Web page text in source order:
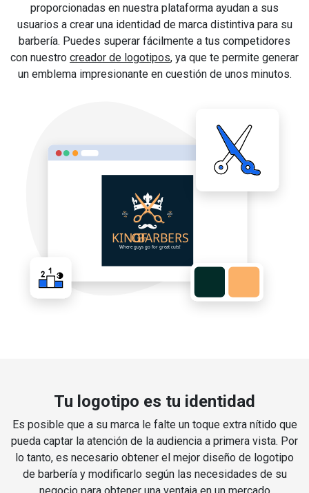
proporcionadas en nuestra plataforma ayudan a sus
usuarios a crear una identidad de marca distintiva para su
barbería. Puedes superar fácilmente a tus competidores
con nuestro creador de logotipos, ya que te permite generar
un emblema impresionante en cuestión de unos minutos.
Tu logotipo es tu identidad
Es posible que a su marca le falte un toque extra nítido que
pueda captar la atención de la audiencia a primera vista. Por
lo tanto, es necesario obtener el mejor diseño de logotipo
de barbería y modificarlo según las necesidades de su